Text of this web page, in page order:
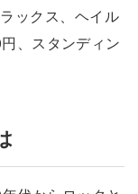
ックス、ヘイル
、スタンディン